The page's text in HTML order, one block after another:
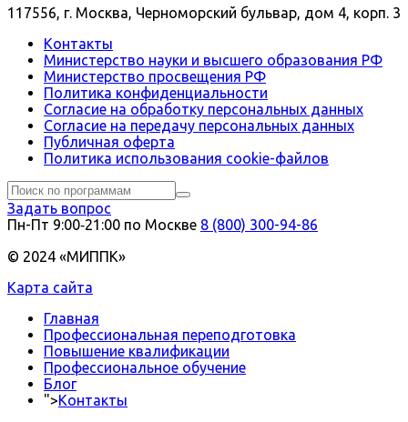
117556, г. Москва, Черноморский бульвар, дом 4, корп. 3
Контакты
Министерство науки и высшего образования РФ
Министерство просвещения РФ
Политика конфиденциальности
Согласие на обработку персональных данных
Согласие на передачу персональных данных
Публичная оферта
Политика использования сookie-файлов
Задать вопрос
Пн-Пт 9:00‑21:00 по Москве 8 (800) 300-94-86
© 2024 «МИППК»
Карта сайта
Главная
Профессиональная переподготовка
Повышение квалификации
Профессиональное обучение
Блог
">Контакты